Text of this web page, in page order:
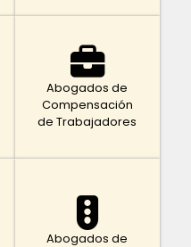
Abogados de
Compensación
de Trabajadores
Abogados de